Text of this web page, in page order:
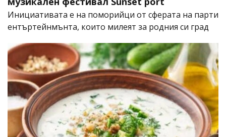
Инициативата е на поморийци от сферата на парти
ентъртейнмънта, които милеят за родния си град